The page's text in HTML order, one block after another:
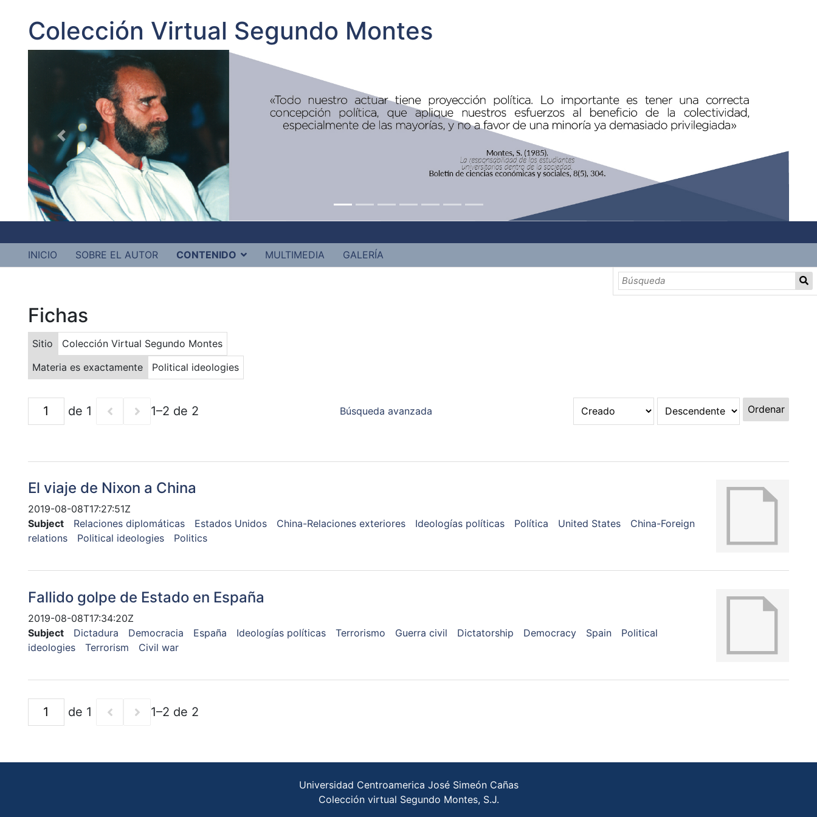
Colección Virtual Segundo Montes
INICIO SOBRE EL AUTOR CONTENIDO MULTIMEDIA GALERÍA
Fichas
Sitio
Colección Virtual Segundo Montes
Materia es exactamente
Political ideologies
de 1 1–2 de 2 Búsqueda avanzada Ordenar
El viaje de Nixon a China
2019-08-08T17:27:51Z
Subject
Relaciones diplomáticas Estados Unidos China-Relaciones exteriores Ideologías políticas Política United States
China-Foreign
relations
Political ideologies Politics
Fallido golpe de Estado en España
2019-08-08T17:34:20Z
Subject
Dictadura Democracia España Ideologías políticas Terrorismo Guerra civil Dictatorship Democracy Spain
Political
ideologies
Terrorism Civil war
de 1 1–2 de 2
Universidad Centroamerica José Simeón Cañas
Colección virtual Segundo Montes, S.J.